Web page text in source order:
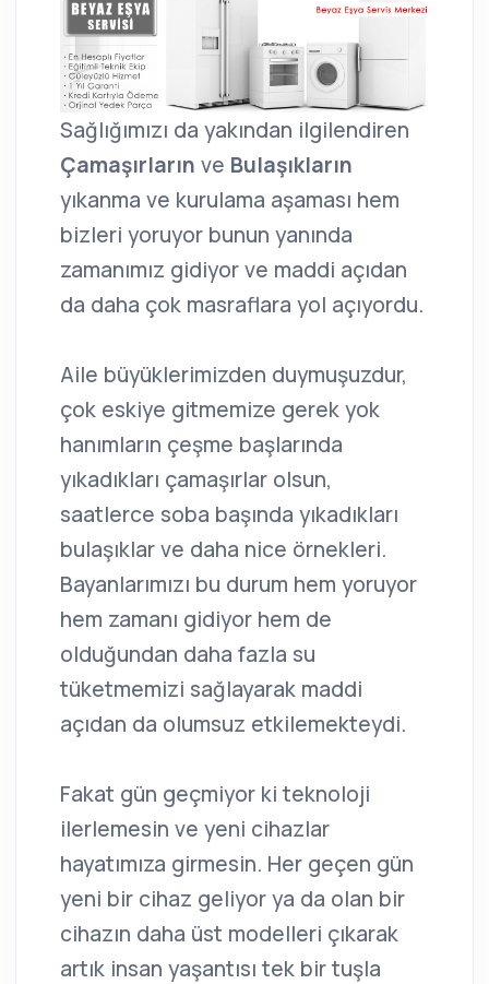
Sağlığımızı da yakından ilgilendiren
Çamaşırların ve Bulaşıkların
yıkanma ve kurulama aşaması hem
bizleri yoruyor bunun yanında
zamanımız gidiyor ve maddi açıdan
da daha çok masraflara yol açıyordu.
Aile büyüklerimizden duymuşuzdur,
çok eskiye gitmemize gerek yok
hanımların çeşme başlarında
yıkadıkları çamaşırlar olsun,
saatlerce soba başında yıkadıkları
bulaşıklar ve daha nice örnekleri.
Bayanlarımızı bu durum hem yoruyor
hem zamanı gidiyor hem de
olduğundan daha fazla su
tüketmemizi sağlayarak maddi
açıdan da olumsuz etkilemekteydi.
Fakat gün geçmiyor ki teknoloji
ilerlemesin ve yeni cihazlar
hayatımıza girmesin. Her geçen gün
yeni bir cihaz geliyor ya da olan bir
cihazın daha üst modelleri çıkarak
artık insan yaşantısı tek bir tuşla